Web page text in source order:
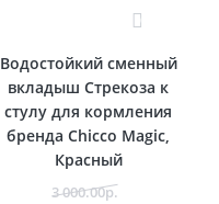
Водостойкий сменный
вкладыш Стрекоза к
стулу для кормления
бренда Chicco Magic,
Красный
3 000.00р.